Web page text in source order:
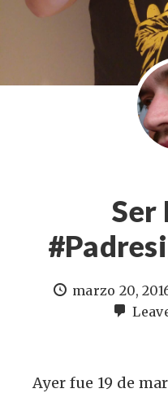
Ser
marzo 20,
Ayer fue 19 de